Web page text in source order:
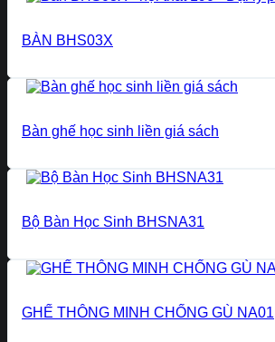
BÀN BHS03X
Bàn ghế học sinh liền giá sách
Bộ Bàn Học Sinh BHSNA31
GHẾ THÔNG MINH CHỐNG GÙ NA01